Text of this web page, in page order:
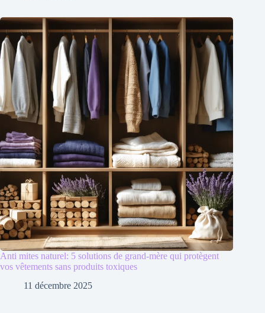
Anti mites naturel: 5 solutions de grand-mère qui protègent
vos vêtements sans produits toxiques
11 décembre 2025